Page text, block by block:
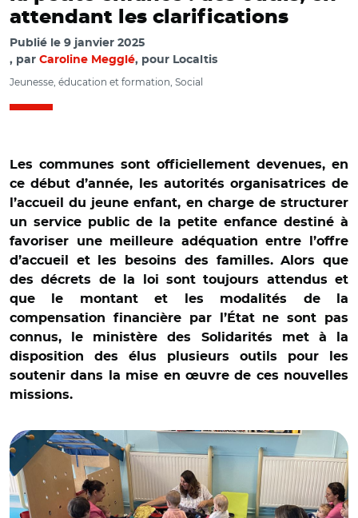
attendant les clarifications
Publié le 9 janvier 2025
par Caroline Megglé, pour Localtis
Jeunesse, éducation et formation, Social
Les communes sont officiellement devenues, en
ce début d’année, les autorités organisatrices de
l’accueil du jeune enfant, en charge de structurer
un service public de la petite enfance destiné à
favoriser une meilleure adéquation entre l’offre
d’accueil et les besoins des familles. Alors que
des décrets de la loi sont toujours attendus et
que le montant et les modalités de la
compensation financière par l’État ne sont pas
connus, le ministère des Solidarités met à la
disposition des élus plusieurs outils pour les
soutenir dans la mise en œuvre de ces nouvelles
missions.